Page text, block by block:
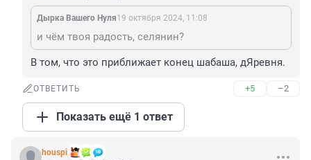
Дырка Вашего Нуля19 октября 2024, 11:08
и чём твоя радость, селянин?
В том, что это приближает конец шабаша, дЯревня.
ОТВЕТИТЬ +5 –2
Показать ещё 1 ответ
houspi